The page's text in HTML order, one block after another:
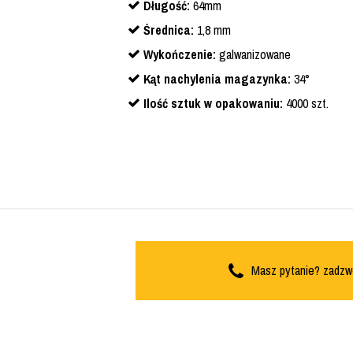
Długość: 64mm
Średnica: 1,8 mm
Wykończenie: galwanizowane
Kąt nachylenia magazynka: 34°
Ilość sztuk w opakowaniu: 4000 szt.
Masz pytanie?